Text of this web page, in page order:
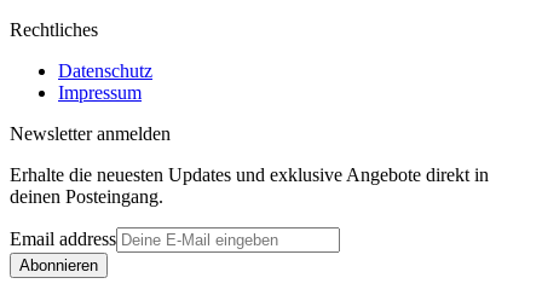
Rechtliches
Datenschutz
Impressum
Newsletter anmelden
Erhalte die neuesten Updates und exklusive Angebote direkt in
deinen Posteingang.
Email address
Abonnieren